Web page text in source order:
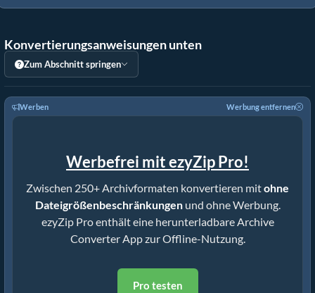
Konvertierungsanweisungen unten
Zum Abschnitt springen
Werben Werbung entfernen
Werbefrei mit ezyZip Pro!
Zwischen 250+ Archivformaten konvertieren mitohne
Dateigrößenbeschränkungenund ohne Werbung.
ezyZip Pro enthält eine herunterladbare Archive
Converter App zur Offline-Nutzung.
Pro testen